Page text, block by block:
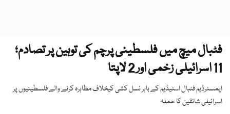
فٹبال میچ میں فلسطینی پرچم کی توہین پر تصادم؛
11 اسرائیلی زخمی اور 2 لاپتا
ایمسٹرڈیم فٹبال اسٹیڈیم کے باہر نسل کشی کیخلاف مظاہرہ کرنے والے فلسطینیوں پر
اسرائیلی شائقین کا حملہ